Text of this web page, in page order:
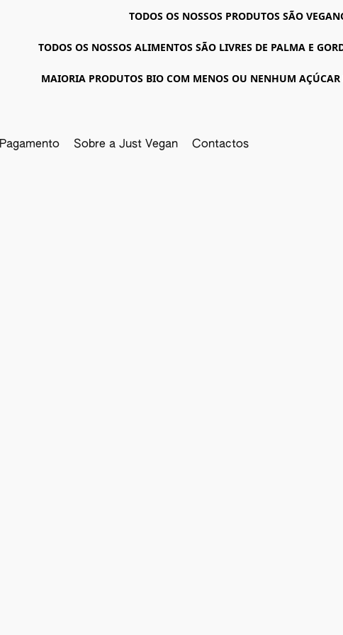
TODOS OS NOSSOS PRODUTOS SÃO
TODOS OS NOSSOS ALIMENTOS SÃO LIVRES DE PALMA E
MAIORIA PRODUTOS BIO COM MENOS OU NENHUM
Pagamento Sobre a Just Vegan Contactos